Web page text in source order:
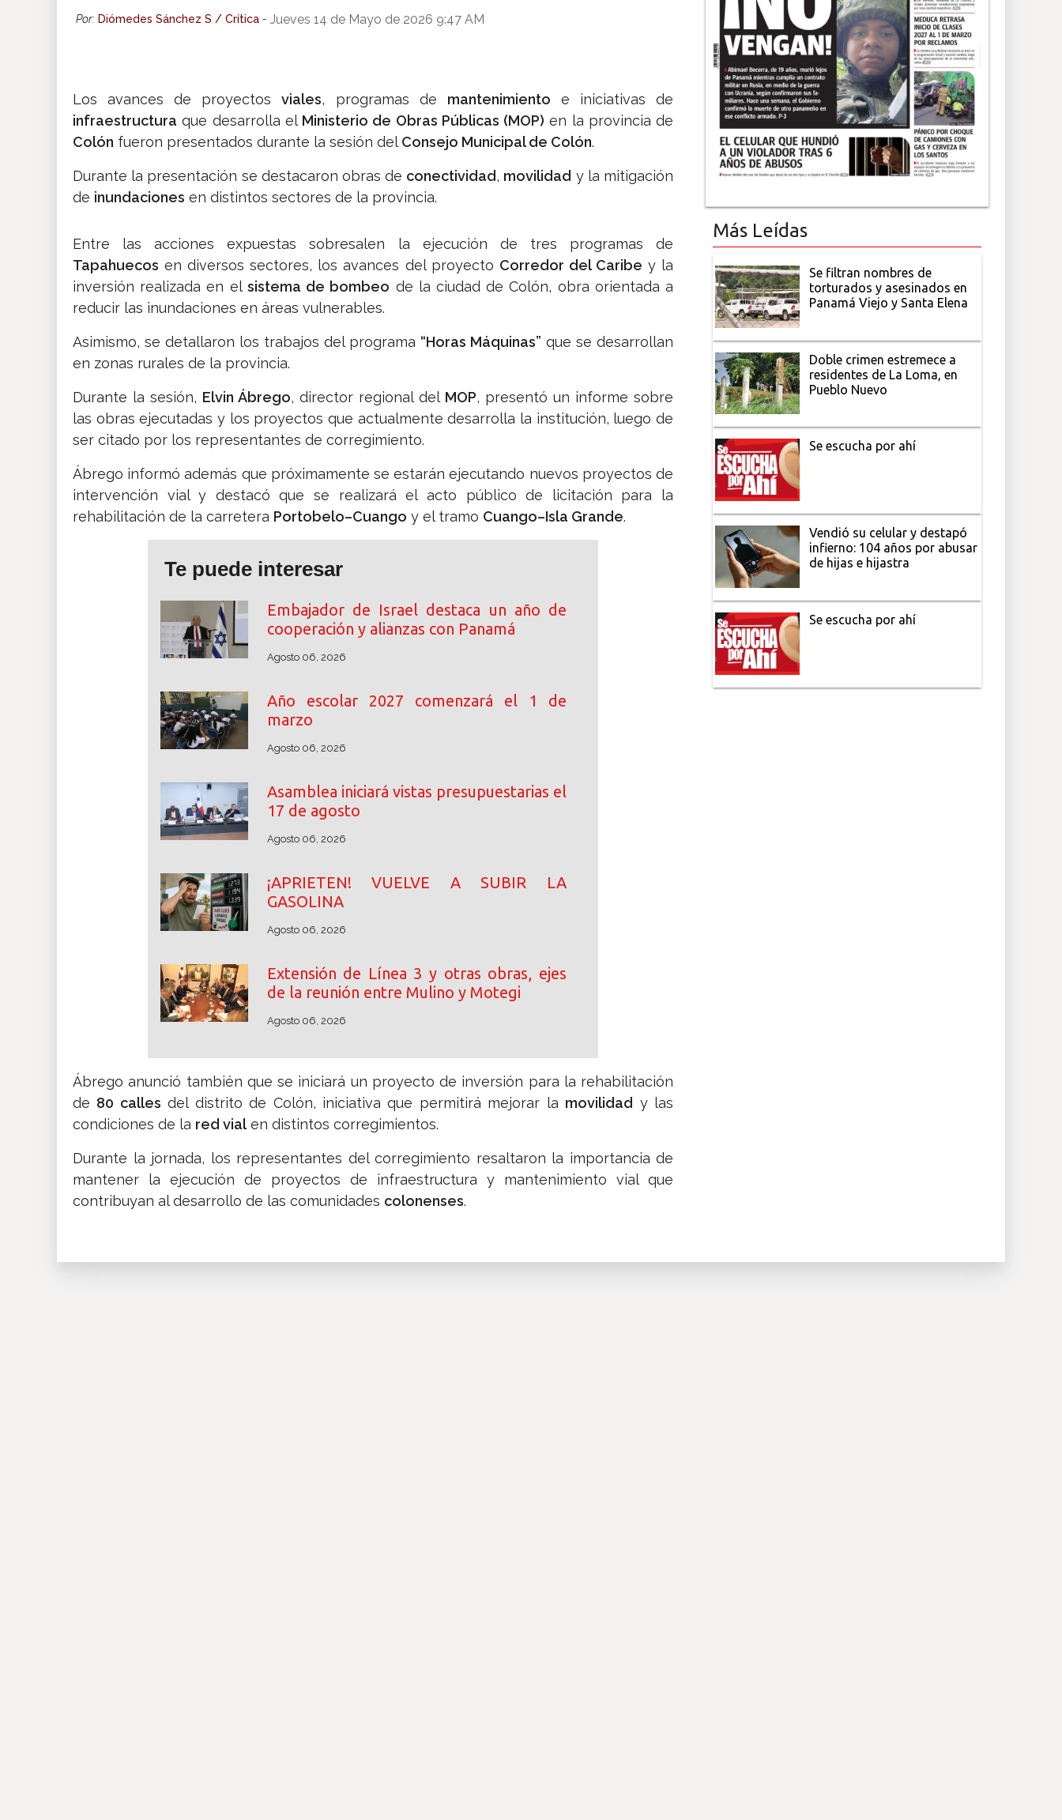
Por: Diómedes Sánchez S / Crítica - Jueves 14 de Mayo de 2026 9:47 AM
Los avances de proyectosviales, programas de mantenimiento e iniciativas de
infraestructura que desarrolla el Ministerio de Obras Públicas (MOP) en la provincia de
Colón fueron presentados durante la sesión delConsejo Municipal de Colón.
Durante la presentación se destacaron obras de conectividad, movilidad y la mitigación
de inundaciones en distintos sectores de la provincia.
Entre las acciones expuestas sobresalen la ejecución de tres programas de
Tapahuecos en diversos sectores, los avances del proyecto Corredor del Caribe y la
inversión realizada en el sistema de bombeo de la ciudad de Colón, obra orientada a
reducir las inundaciones en áreas vulnerables.
Asimismo, se detallaron los trabajos del programa “Horas Máquinas” que se desarrollan
en zonas rurales de la provincia.
Durante la sesión, Elvin Ábrego, director regional del MOP, presentó un informe sobre
las obras ejecutadas y los proyectos que actualmente desarrolla la institución, luego de
ser citado por los representantes de corregimiento.
Ábrego informó además que próximamente se estarán ejecutando nuevos proyectos de
intervención vial y destacó que se realizará el acto público de licitación para la
rehabilitación de la carretera Portobelo–Cuango y el tramo Cuango–Isla Grande.
Te puede interesar
Embajador de Israel destaca un año de
cooperación y alianzas con Panamá
Agosto 06, 2026
Año escolar 2027 comenzará el 1 de
marzo
Agosto 06, 2026
Asamblea iniciará vistas presupuestarias el
17 de agosto
Agosto 06, 2026
¡APRIETEN! VUELVE A SUBIR LA
GASOLINA
Agosto 06, 2026
Extensión de Línea 3 y otras obras, ejes
de la reunión entre Mulino y Motegi
Agosto 06, 2026
Ábrego anunció también que se iniciará un proyecto de inversión para la rehabilitación
de 80 calles del distrito de Colón, iniciativa que permitirá mejorar la movilidad y las
condiciones de la red vialen distintos corregimientos.
Durante la jornada, los representantes del corregimiento resaltaron la importancia de
mantener la ejecución de proyectos de infraestructura y mantenimiento vial que
contribuyan al desarrollo de las comunidades colonenses.
Más Leídas
Se filtran nombres de
torturados y asesinados en
Panamá Viejo y Santa Elena
Doble crimen estremece a
residentes de La Loma, en
Pueblo Nuevo
Se escucha por ahí
Vendió su celular y destapó
infierno: 104 años por abusar
de hijas e hijastra
Se escucha por ahí